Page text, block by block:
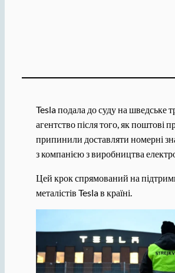
Tesla подала до суду на шведське
агентство після того, як поштові
припинили доставляти номерні
з компанією з виробництва
Цей крок спрямований на
металістів Tesla в країні.